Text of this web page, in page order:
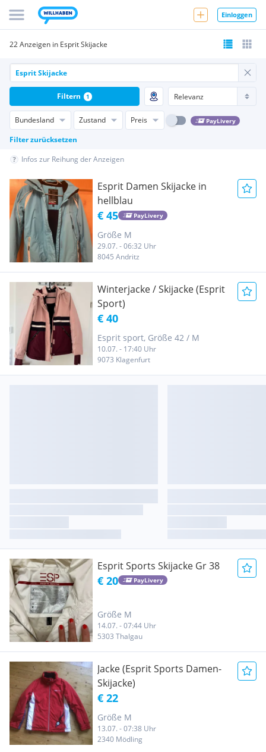
Einloggen
22 Anzeigen in Esprit Skijacke
Bundesland Zustand Preis PayLivery
Filter zurücksetzen
Filtern 1
Infos zur Reihung der Anzeigen
Esprit Damen Skijacke in
hellblau
€ 45 PayLivery
Größe M
29.07. - 06:32 Uhr
8045 Andritz
Winterjacke / Skijacke (Esprit
Sport)
€ 40
Esprit sport, Größe 42 / M
10.07. - 17:40 Uhr
9073 Klagenfurt
Esprit Sports Skijacke Gr 38
€ 20 PayLivery
Größe M
14.07. - 07:44 Uhr
5303 Thalgau
Jacke (Esprit Sports Damen-
Skijacke)
€ 22
Größe M
13.07. - 07:38 Uhr
2340 Mödling